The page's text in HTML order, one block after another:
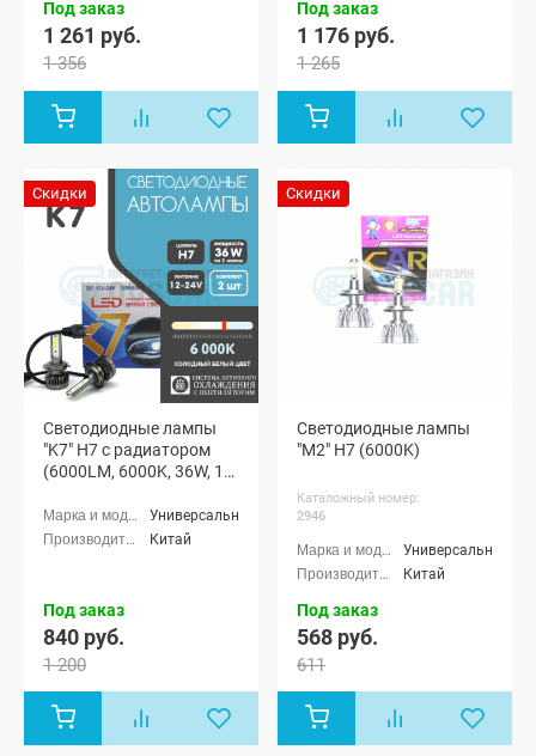
Под заказ
1 261 руб.
1 356
Под заказ
1 176 руб.
1 265
Скидки
Светодиодные лампы
"K7" H7 с радиатором
(6000LM, 6000K, 36W, 12-
Универсальные
Китай
Под заказ
840 руб.
1 200
Скидки
Светодиодные лампы
"M2" H7 (6000K)
Каталожный номер:
2946
Универсальные
Китай
Под заказ
568 руб.
611